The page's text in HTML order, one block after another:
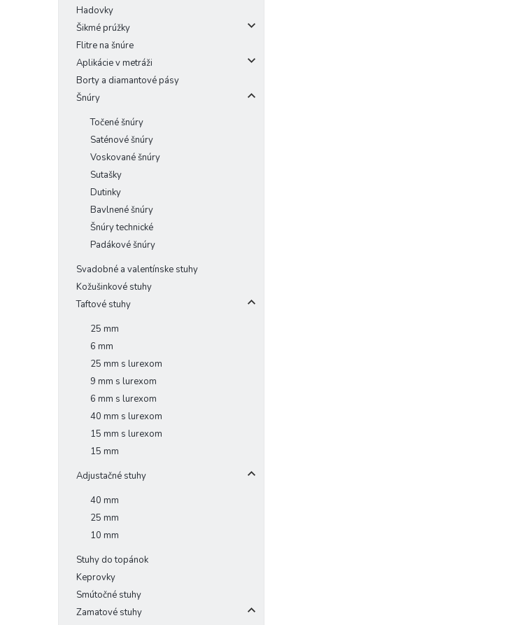
Hadovky
Šikmé prúžky
Flitre na šnúre
Aplikácie v metráži
Borty a diamantové pásy
Šnúry
Točené šnúry
Saténové šnúry
Voskované šnúry
Sutašky
Dutinky
Bavlnené šnúry
Šnúry technické
Padákové šnúry
Svadobné a valentínske stuhy
Kožušinkové stuhy
Taftové stuhy
25 mm
6 mm
25 mm s lurexom
9 mm s lurexom
6 mm s lurexom
40 mm s lurexom
15 mm s lurexom
15 mm
Adjustačné stuhy
40 mm
25 mm
10 mm
Stuhy do topánok
Keprovky
Smútočné stuhy
Zamatové stuhy